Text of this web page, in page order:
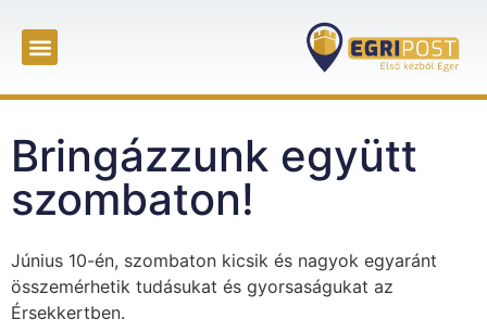
Bringázzunk együtt
szombaton!
Június 10-én, szombaton kicsik és nagyok egyaránt
összemérhetik tudásukat és gyorsaságukat az
Érsekkertben.